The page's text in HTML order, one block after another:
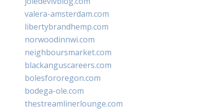
valera-amsterdam.com
libertybrandhemp.com
norwoodinnwi.com
neighboursmarket.com
blackanguscareers.com
bolesfororegon.com
bodega-ole.com
thestreamlinerlounge.com